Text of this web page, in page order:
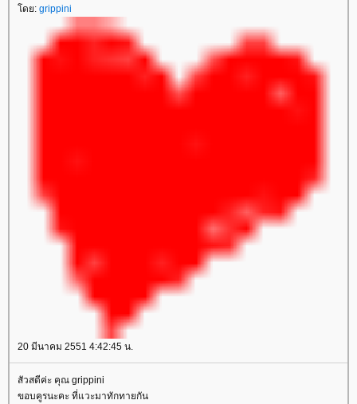
โดย: grippini
20 มีนาคม 2551 4:42:45 น.
สัวสดีค่ะ คุณ grippini
ขอบคูรนะคะ ที่แวะมาทักทายกัน